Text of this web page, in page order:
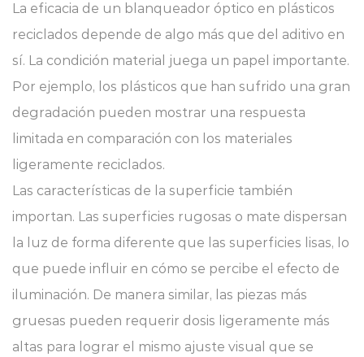
La eficacia de un blanqueador óptico en plásticos
reciclados depende de algo más que del aditivo en
sí. La condición material juega un papel importante.
Por ejemplo, los plásticos que han sufrido una gran
degradación pueden mostrar una respuesta
limitada en comparación con los materiales
ligeramente reciclados.
Las características de la superficie también
importan. Las superficies rugosas o mate dispersan
la luz de forma diferente que las superficies lisas, lo
que puede influir en cómo se percibe el efecto de
iluminación. De manera similar, las piezas más
gruesas pueden requerir dosis ligeramente más
altas para lograr el mismo ajuste visual que se